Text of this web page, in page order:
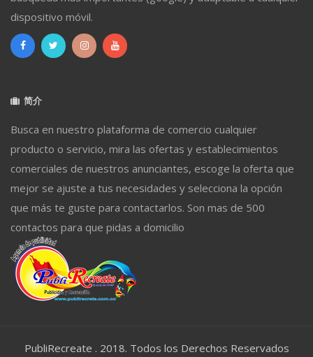
dispositivo móvil.
简介
Busca en nuestro plataforma de comercio cualquier
producto o servicio, mira las ofertas y establecimientos
comerciales de nuestros anunciantes, escoge la oferta que
mejor se ajuste a tus necesidades y selecciona la opción
que más te guste para contactarlos. Son mas de 500
contactos para que pidas a domicilio
PubliRecreate . 2018. Todos los Derechos Reservados